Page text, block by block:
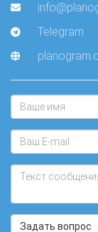
Telegram
Задать вопрос